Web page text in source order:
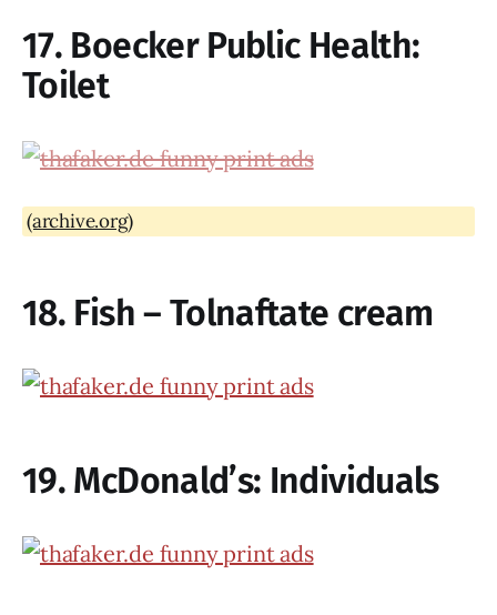
17. Boecker Public Health:
Toilet
(archive.org)
18. Fish – Tolnaftate cream
19. McDonald’s: Individuals